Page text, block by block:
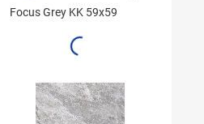
Focus Grey KK 59x59